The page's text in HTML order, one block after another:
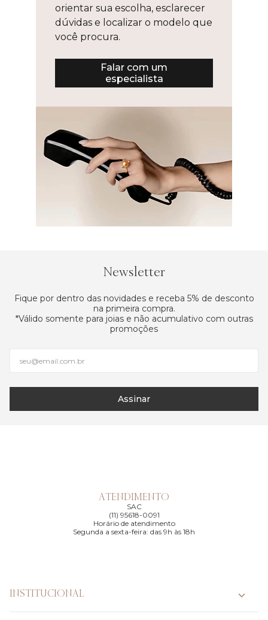
orientar sua escolha, esclarecer
dúvidas e localizar o modelo que
você procura.
Falar com um
especialista
Newsletter
Fique por dentro das novidades e receba 5% de desconto
na primeira compra.
*Válido somente para joias e não acumulativo com outras
promoções
Assinar
ATENDIMENTO
SAC
(11) 95618-0091
Horário de atendimento
Segunda a sexta-feira: das 9h às 18h
INSTITUCIONAL